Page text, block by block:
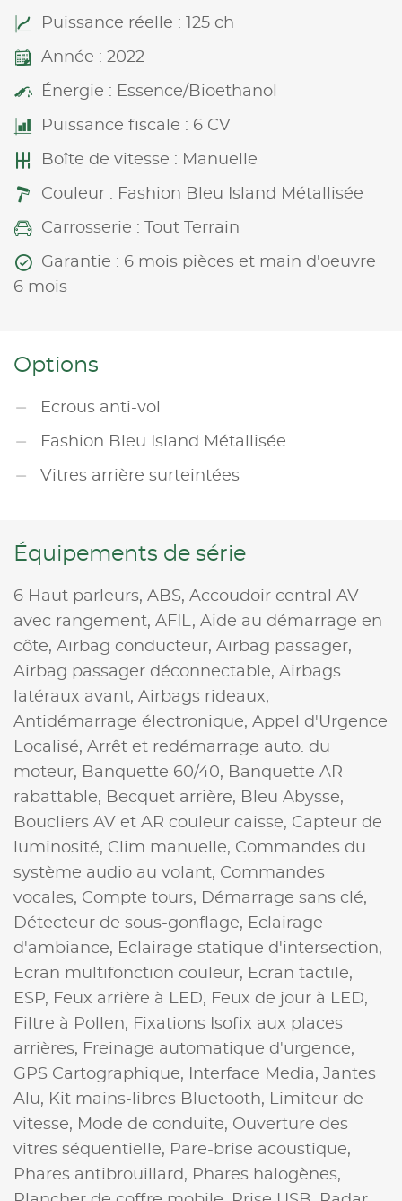
Puissance réelle : 125 ch
Année : 2022
Énergie : Essence/Bioethanol
Puissance fiscale : 6 CV
Boîte de vitesse : Manuelle
Couleur : Fashion Bleu Island Métallisée
Carrosserie : Tout Terrain
Garantie : 6 mois pièces et main d'oeuvre
6 mois
Options
Ecrous anti-vol
Fashion Bleu Island Métallisée
Vitres arrière surteintées
Équipements de série
6 Haut parleurs, ABS, Accoudoir central AV
avec rangement, AFIL, Aide au démarrage en
côte, Airbag conducteur, Airbag passager,
Airbag passager déconnectable, Airbags
latéraux avant, Airbags rideaux,
Antidémarrage électronique, Appel d'Urgence
Localisé, Arrêt et redémarrage auto. du
moteur, Banquette 60/40, Banquette AR
rabattable, Becquet arrière, Bleu Abysse,
Boucliers AV et AR couleur caisse, Capteur de
luminosité, Clim manuelle, Commandes du
système audio au volant, Commandes
vocales, Compte tours,
Démarrage sans clé,
Détecteur de sous-gonflage, Eclairage
d'ambiance, Eclairage statique d'intersection,
Ecran multifonction couleur, Ecran tactile,
ESP, Feux arrière à LED, Feux de jour à LED,
Filtre à Pollen, Fixations Isofix aux places
arrières, Freinage automatique d'urgence,
GPS Cartographique,
Interface Media, Jantes
Alu, Kit mains-libres Bluetooth,
Limiteur de
vitesse, Mode de conduite, Ouverture des
vitres séquentielle, Pare-brise acoustique,
Phares antibrouillard, Phares halogènes,